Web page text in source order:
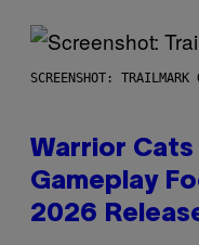
SCREENSHOT: TRAILMARK
Warrior Cats
Gameplay
2026